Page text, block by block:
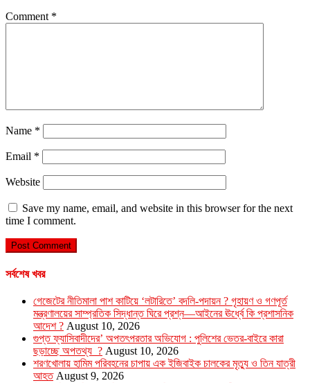
Comment *
Name *
Email *
Website
Save my name, email, and website in this browser for the next
time I comment.
সর্বশেষ খবর
গেজেটের নীতিমালা পাশ কাটিয়ে ‘লটারিতে’ বদলি-পদায়ন ? গৃহায়ণ ও গণপূর্ত
মন্ত্রণালয়ের সাম্প্রতিক সিদ্ধান্ত ঘিরে প্রশ্ন—আইনের ঊর্ধ্বে কি প্রশাসনিক
আদেশ ? August 10, 2026
গুপ্ত ফ্যাসিবাদীদের’ অপতৎপরতার অভিযোগ : পুলিশের ভেতর-বাইরে কারা
ছড়াচ্ছে অপতথ্য ? August 10, 2026
শরণখোলায় হামিম পরিবহনের চাপায় এক ইজিবাইক চালকের মৃত্যু ও তিন যাত্রী
আহত August 9, 2026